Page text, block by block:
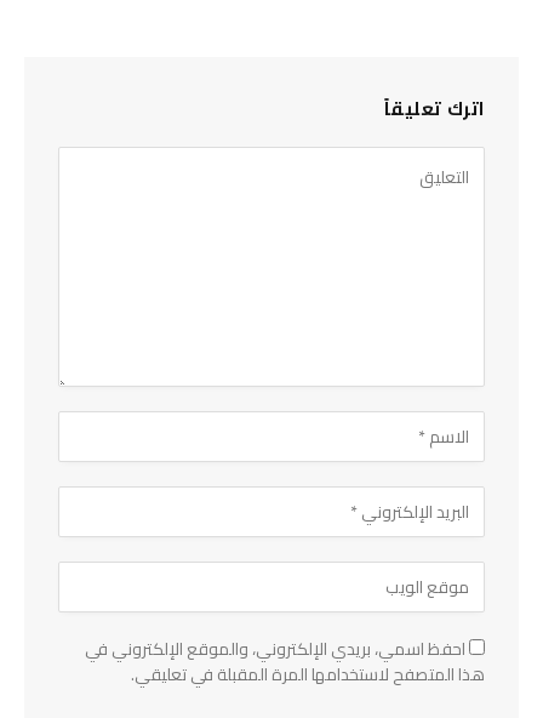
اترك تعليقاً
احفظ اسمي، بريدي الإلكتروني، والموقع الإلكتروني في
هذا المتصفح لاستخدامها المرة المقبلة في تعليقي.